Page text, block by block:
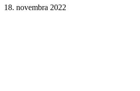
18. novembra 2022